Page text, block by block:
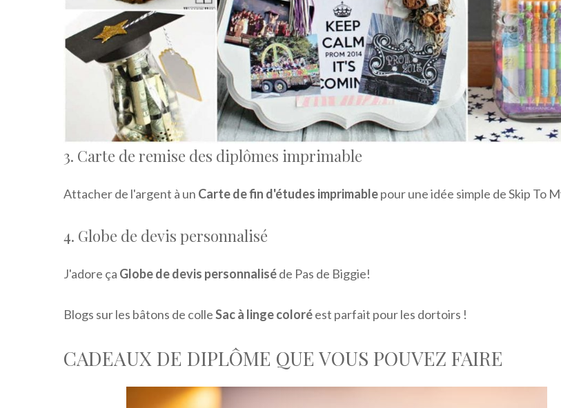
3. Carte de remise des diplômes imprimable
Attacher de l'argent à un Carte de fin d'études imprimablepour une idée simple de Skip To
4. Globe de devis personnalisé
J'adore ça Globe de devis personnaliséde Pas de Biggie!
Blogs sur les bâtons de colleSac à linge coloréest parfait pour les dortoirs !
CADEAUX DE DIPLÔME QUE VOUS POUVEZ FAIRE